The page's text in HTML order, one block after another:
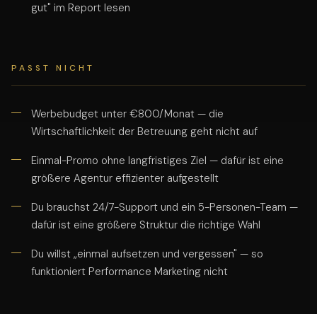
gut" im Report lesen
PASST NICHT
Werbebudget unter €800/Monat — die
Wirtschaftlichkeit der Betreuung geht nicht auf
Einmal-Promo ohne langfristiges Ziel — dafür ist eine
größere Agentur effizienter aufgestellt
Du brauchst 24/7-Support und ein 5-Personen-Team —
dafür ist eine größere Struktur die richtige Wahl
Du willst „einmal aufsetzen und vergessen" — so
funktioniert Performance Marketing nicht